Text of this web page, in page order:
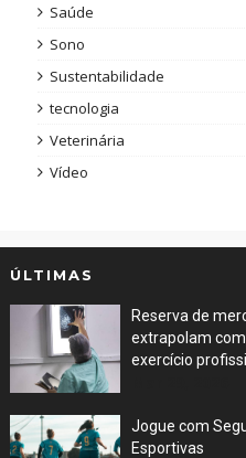
Saúde
Sono
Sustentabilidade
tecnologia
Veterinária
Vídeo
ÚLTIMAS
Reserva de
extrapolam
exercício
Jogue com
Esportivas